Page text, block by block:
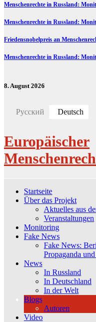
Menschenrechte in Russland:
Menschenrechte in Russland:
Friedensnobelpreis an
Menschenrechte in Russland:
8. August 2026
Русский Deutsch
Europäischer
Startseite
Über das Projekt
Aktuelles aus
Veranstaltungen
Monitoring
Fake News
Fake News:
Propaganda
News
In Russland
In Deutschland
In der Welt
Blogs
Autoren
Video